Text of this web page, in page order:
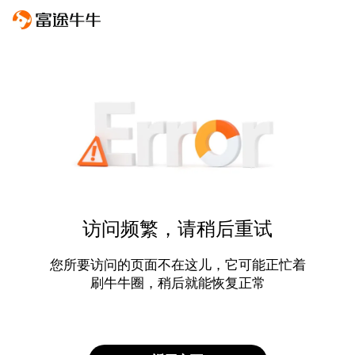
访问频繁，请稍后重试
您所要访问的页面不在这儿，它可能正忙着
刷牛牛圈，稍后就能恢复正常